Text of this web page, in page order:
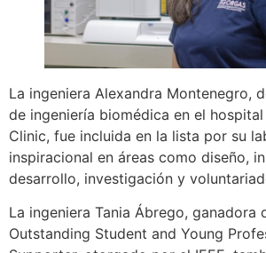
La ingeniera Alexandra Montenegro,
de ingeniería biomédica en el hospital
Clinic, fue incluida en la lista por su
inspiracional en áreas como diseño,
desarrollo, investigación y
La ingeniera Tania Ábrego, ganadora
Outstanding Student and Young